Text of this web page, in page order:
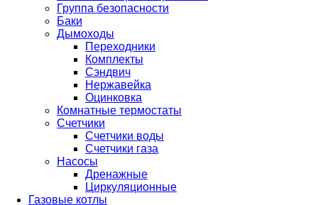
Группа безопасности
Баки
Дымоходы
Переходники
Комплекты
Сэндвич
Нержавейка
Оцинковка
Комнатные термостаты
Счетчики
Счетчики воды
Счетчики газа
Насосы
Дренажные
Циркуляционные
Газовые котлы